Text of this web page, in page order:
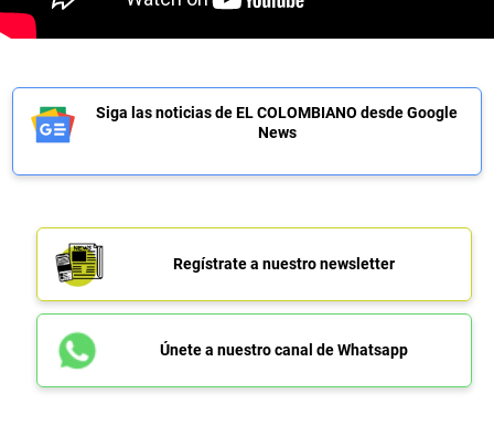
Siga las noticias de EL COLOMBIANO desde Google
News
Regístrate a nuestro newsletter
Únete a nuestro canal de Whatsapp